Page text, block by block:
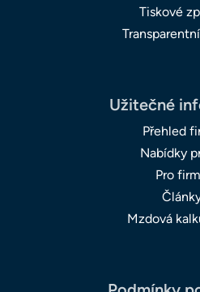
Tiskové
Užitečné
Přehled
Nabídky
Pro
Mzdová